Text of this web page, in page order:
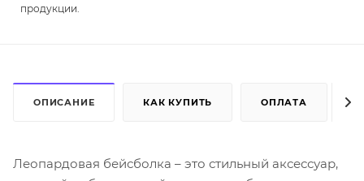
продукции.
ОПИСАНИЕ КАК КУПИТЬ ОПЛАТА
Леопардовая бейсболка – это стильный аксессуар,